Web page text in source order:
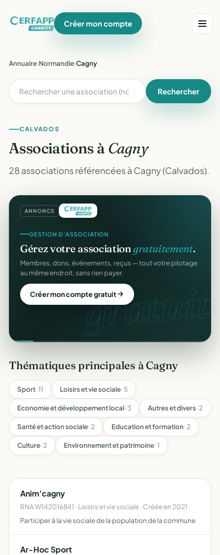
Créer mon compte
Annuaire›Normandie›Cagny
Rechercher
CALVADOS
Associations à Cagny
28 associations référencées à Cagny (Calvados).
ANNONCE
gratuit.
GESTION D'ASSOCIATION
Gérez votre associationgratuitement.
Membres, dons, événements, reçus — tout votre pilotage
au même endroit, sans rien payer.
Créer mon compte gratuit
Thématiques principales à Cagny
Sport· 11 Loisirs et vie sociale· 5
Economie et développement local· 3 Autres et divers· 2
Santé et action sociale· 2 Education et formation· 2
Culture· 2 Environnement et patrimoine· 1
Anim'cagny
RNA W142016841 · Loisirs et vie sociale · Créée en 2021
Participer à la vie sociale de la population de la commune
Ar-Hoc Sport